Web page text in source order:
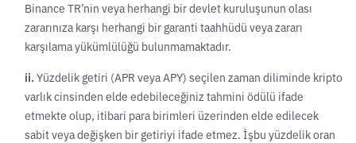
Binance TR’nin veya herhangi bir devlet kuruluşunun olası
zararınıza karşı herhangi bir garanti taahhüdü veya zararı
karşılama yükümlülüğü bulunmamaktadır.
ii. Yüzdelik getiri (APR veya APY) seçilen zaman diliminde kripto
varlık cinsinden elde edebileceğiniz tahmini ödülü ifade
etmekte olup, itibari para birimleri üzerinden elde edilecek
sabit veya değişken bir getiriyi ifade etmez. İşbu yüzdelik oran